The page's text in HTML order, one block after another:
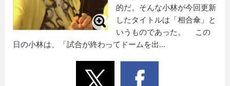
的だ。そんな小林が今回更新
したタイトルは「相合傘」と
いうものであった。 この
日の小林は、「試合が終わってドームを出...